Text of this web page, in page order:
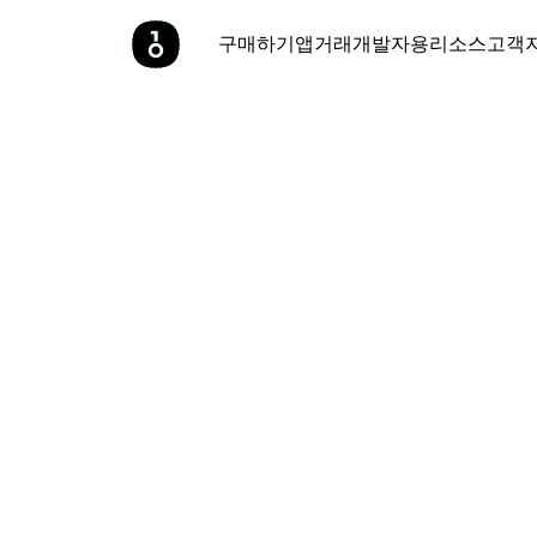
구매하기앱거래개발자용리소스고객